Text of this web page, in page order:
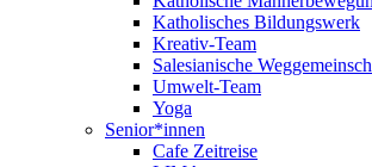
Katholisches Bildungswerk
Kreativ-Team
Salesianische
Umwelt-Team
Yoga
Senior*innen
Cafe Zeitreise